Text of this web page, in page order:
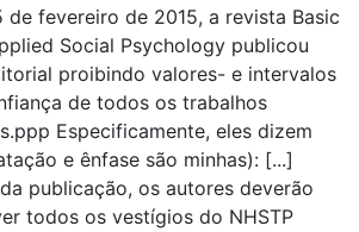
de fevereiro de 2015, a revista Basic
Social Psychology publicou
proibindo valores- e intervalos
de todos os trabalhos
Especificamente, eles dizem
e ênfase são minhas): [...]
publicação, os autores deverão
todos os vestígios do NHSTP